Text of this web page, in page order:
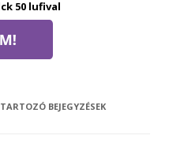
50 lufival
BEJEGYZÉSEK